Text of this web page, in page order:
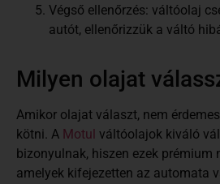
Végső ellenőrzés: váltóolaj
autót, ellenőrizzük a váltó
Milyen olajat
Amikor olajat választ, nem
kötni. A Motul váltóolajok kiváló
bizonyulnak, hiszen ezek prémium
amelyek kifejezetten az automata